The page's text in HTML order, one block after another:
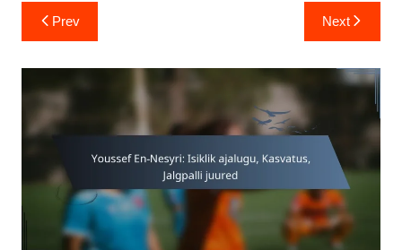
Post
navigation
Prev Next